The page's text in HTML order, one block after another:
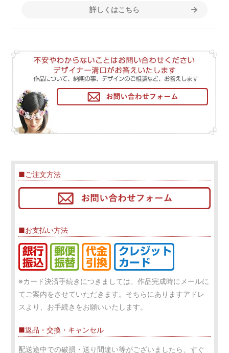
詳しくはこちら
■ご注文方法
■お支払い方法
※カード決済手続きにつきましては、作品完成時にメールに
てご案内をさせていただきます。そちらにありますアドレ
スより、お手続きをお願いいたします。
■返品・交換・キャンセル
配送途中での破損・送り間違い等がございましたら、すぐ